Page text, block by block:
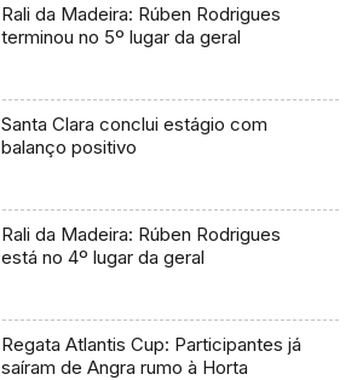
Rali da Madeira: Rúben Rodrigues
terminou no 5º lugar da geral
Santa Clara conclui estágio com
balanço positivo
Rali da Madeira: Rúben Rodrigues
está no 4º lugar da geral
Regata Atlantis Cup: Participantes já
saíram de Angra rumo à Horta